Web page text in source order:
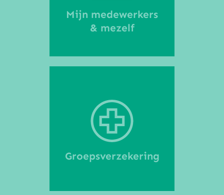
Mijn medewerkers
& mezelf
Groepsverzekering